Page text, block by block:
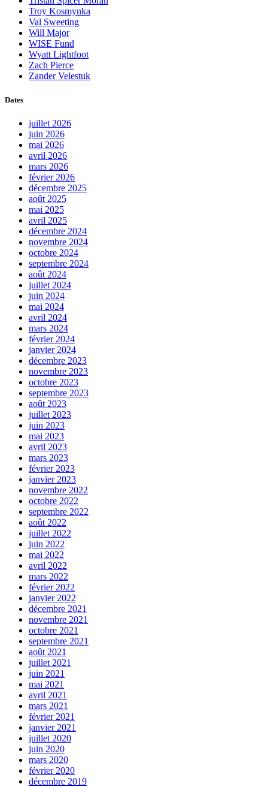
Troy Kosmynka
Val Sweeting
Will Major
WISE Fund
Wyatt Lightfoot
Zach Pierce
Zander Velestuk
Dates
juillet 2026
juin 2026
mai 2026
avril 2026
mars 2026
février 2026
décembre 2025
août 2025
mai 2025
avril 2025
décembre 2024
novembre 2024
octobre 2024
septembre 2024
août 2024
juillet 2024
juin 2024
mai 2024
avril 2024
mars 2024
février 2024
janvier 2024
décembre 2023
novembre 2023
octobre 2023
septembre 2023
août 2023
juillet 2023
juin 2023
mai 2023
avril 2023
mars 2023
février 2023
janvier 2023
novembre 2022
octobre 2022
septembre 2022
août 2022
juillet 2022
juin 2022
mai 2022
avril 2022
mars 2022
février 2022
janvier 2022
décembre 2021
novembre 2021
octobre 2021
septembre 2021
août 2021
juillet 2021
juin 2021
mai 2021
avril 2021
mars 2021
février 2021
janvier 2021
juillet 2020
juin 2020
mars 2020
février 2020
décembre 2019